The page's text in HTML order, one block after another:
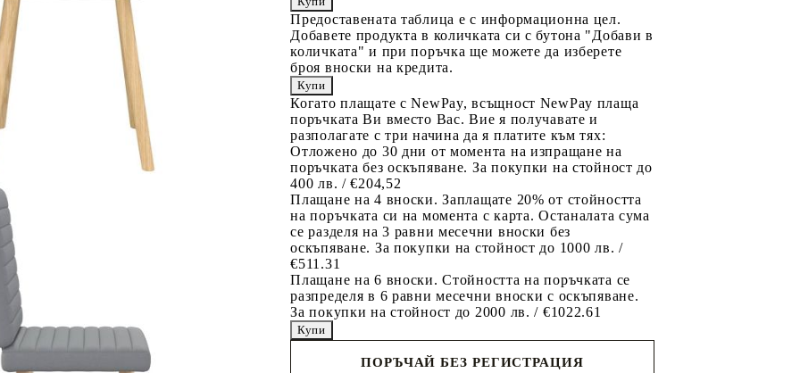
Предоставената таблица е с информационна цел.
Добавете продукта в количката си с бутона "Добави в
количката" и при поръчка ще можете да изберете
броя вноски на кредита.
Когато плащате с NewPay, всъщност NewPay плаща
поръчката Ви вместо Вас. Вие я получавате и
разполагате с три начина да я платите към тях:
Отложено до 30 дни от момента на изпращане на
поръчката без оскъпяване. За покупки на стойност до
400 лв. / €204,52
Плащане на 4 вноски. Заплащате 20% от стойността
на поръчката си на момента с карта. Останалата сума
се разделя на 3 равни месечни вноски без
оскъпяване. За покупки на стойност до 1000 лв. /
€511.31
Плащане на 6 вноски. Стойността на поръчката се
разпределя в 6 равни месечни вноски с оскъпяване.
За покупки на стойност до 2000 лв. / €1022.61
ПОРЪЧАЙ БЕЗ РЕГИСТРАЦИЯ